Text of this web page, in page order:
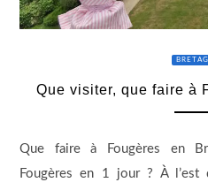
Que visiter, que faire à
Que faire à Fougères en
Fougères en 1 jour ? À l’est